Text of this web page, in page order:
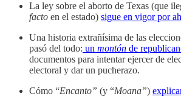
La ley sobre el aborto de Texas (que
facto en el estado) sigue en vigor por
Una historia extrañísima de las
pasó del todo: un montón de
documentos para intentar ejercer de
electoral y dar un pucherazo.
Cómo “Encanto” (y “Moana”)